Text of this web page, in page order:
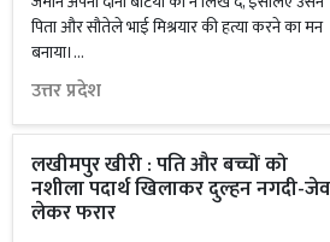
पिता और सौतेले भाई मिश्रयार की हत्या करने का मन
बनाया।...
उत्तर प्रदेश
लखीमपुर खीरी : पति और बच्चों को
नशीला पदार्थ खिलाकर दुल्हन नगदी-
लेकर फरार